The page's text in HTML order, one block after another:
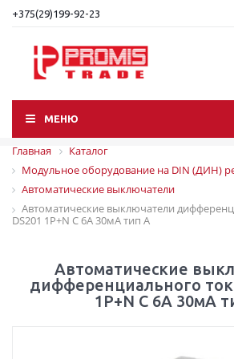
+375(29)199-92-23
МЕНЮ
Главная
Каталог
Модульное оборудование на DIN (ДИН)
Автоматические выключатели
Автоматические выключатели
DS201 1P+N C 6A 30мА тип A
Автоматические
дифференциального
1P+N C 6A 30мА